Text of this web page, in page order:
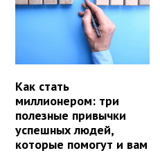
Как стать
миллионером: три
полезные привычки
успешных людей,
которые помогут и вам